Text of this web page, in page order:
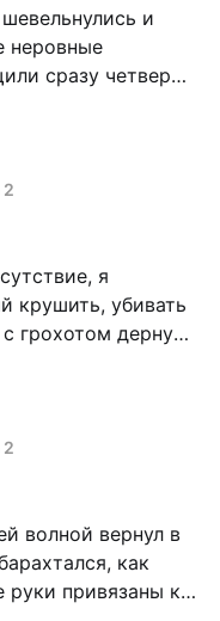
и
неровные
сразу четверо
От удара
Что-то
2
я
крушить, убивать
грохотом дернула
незнакомца.
2
волной вернул в
как
привязаны к